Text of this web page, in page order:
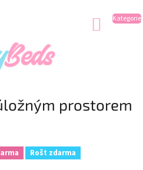
prostorem
Rošt zdarma